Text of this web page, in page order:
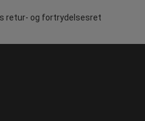
retur- og fortrydelsesret